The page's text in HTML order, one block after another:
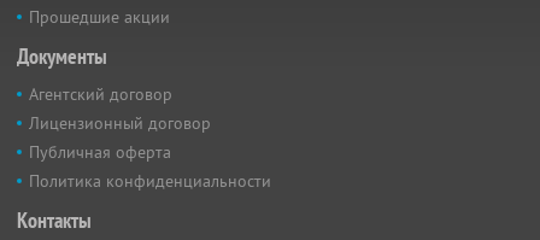
Прошедшие акции
Документы
Агентский договор
Лицензионный договор
Публичная оферта
Политика конфиденциальности
Контакты